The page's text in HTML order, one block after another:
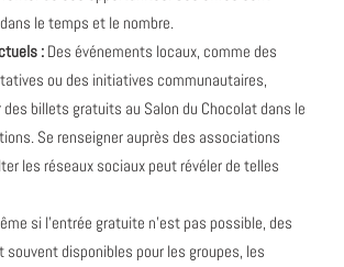
le temps et le nombre.
: Des événements locaux, comme des
ou des initiatives communautaires,
des billets gratuits au Salon du Chocolat dans le
Se renseigner auprès des associations
les réseaux sociaux peut révéler de telles
si l'entrée gratuite n'est pas possible, des
disponibles pour les groupes, les